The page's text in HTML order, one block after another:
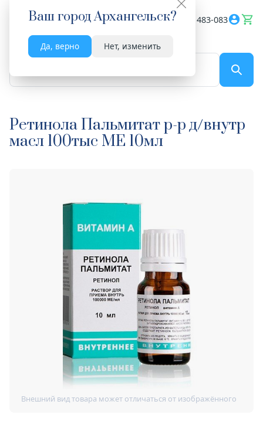
Ваш городАрхангельск?
Да, верно Нет, изменить
Весь сайт 8182 483-083
Ретинола Пальмитат р-р д/внутр
масл 100тыс МЕ 10мл